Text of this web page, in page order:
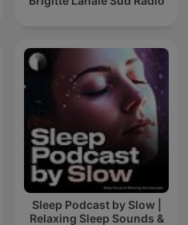
Sleep Podcast by Slow |
Relaxing Sleep Sounds &